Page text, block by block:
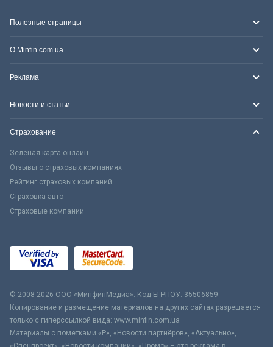
Полезные страницы
О Minfin.com.ua
Реклама
Новости и статьи
Страхование
Зеленая карта онлайн
Отзывы о страховых компаниях
Рейтинг страховых компаний
Страховка авто
Страховые компании
© 2008-2026 ООО «МинфинМедиа». Код ЕГРПОУ: 35506859
Копирование и размещение материалов на других сайтах разрешается
только с гиперссылкой вида: www.minfin.com.ua
Материалы с пометками «Р», «Новости партнёров», «Актуально»,